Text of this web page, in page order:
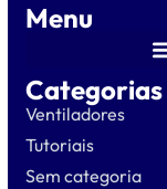
Menu
Categorias
Ventiladores
Tutoriais
Sem categoria